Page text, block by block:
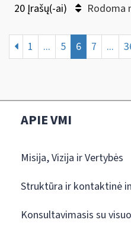
20 Įrašų(-ai) Rodoma
1 ... 5 6 7 ...
APIE VMI
Misija, Vizija ir Vertybės
Struktūra ir kontaktinė
Konsultavimasis su